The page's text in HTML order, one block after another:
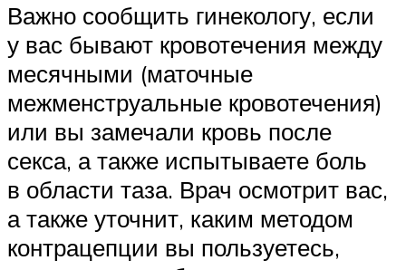
Важно сообщить гинекологу, если
у вас бывают кровотечения между
месячными (маточные
межменструальные кровотечения)
или вы замечали кровь после
секса, а также испытываете боль
в области таза. Врач осмотрит вас,
а также уточнит, каким методом
контрацепции вы пользуетесь,